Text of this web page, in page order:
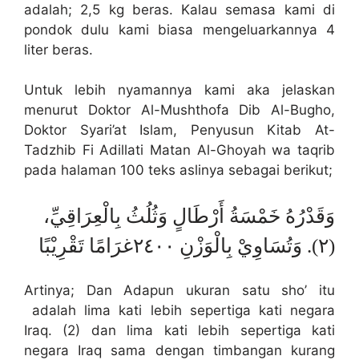
adalah; 2,5 kg beras. Kalau semasa kami di
pondok dulu kami biasa mengeluarkannya 4
liter beras.
Untuk lebih nyamannya kami aka jelaskan
menurut Doktor Al-Mushthofa Dib Al-Bugho,
Doktor Syari’at Islam, Penyusun Kitab At-
Tadzhib Fi Adillati Matan Al-Ghoyah wa taqrib
pada halaman 100 teks aslinya sebagai berikut;
وَقَدْرُهُ خَمْسَةُ أَرْطَالٍ وَثُلُثُ بِالْعِرَاقِيِّ،
(٢). وَتُسَاوِيْ بِالْوَزْنِ ٢٤٠٠غرَامًا تَقْرِيْبًا
Artinya; Dan Adapun ukuran satu sho’ itu
adalah lima kati lebih sepertiga kati negara
Iraq. (2) dan lima kati lebih sepertiga kati
negara Iraq sama dengan timbangan kurang